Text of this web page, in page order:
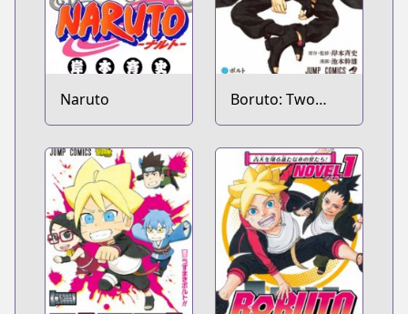
Naruto
Boruto: Two
Blue Vortex